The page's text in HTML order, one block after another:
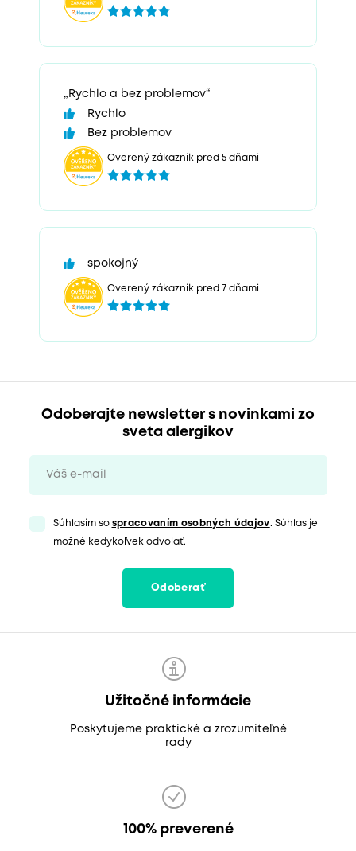
„Rychlo a bez problemov“
Rychlo
Bez problemov
Overený zákazník pred 5 dňami
spokojný
Overený zákazník pred 7 dňami
Odoberajte newsletter s novinkami zo
sveta alergikov
Súhlasím so spracovaním osobných údajov. Súhlas je
možné kedykoľvek odvolať.
Odoberať
Užitočné informácie
Poskytujeme praktické a zrozumiteľné
rady
100% preverené